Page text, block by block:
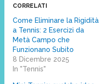
CORRELATI
Come Eliminare la Rigidità
a Tennis: 2 Esercizi da
Metà Campo che
Funzionano Subito
8 Dicembre 2025
In "Tennis"